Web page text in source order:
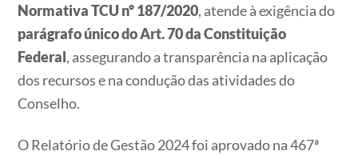
Normativa TCU nº 187/2020, atende à exigência do
parágrafo único do Art. 70 da Constituição
Federal, assegurando a transparência na aplicação
dos recursos e na condução das atividades do
Conselho.
O Relatório de Gestão 2024 foi aprovado na 467ª